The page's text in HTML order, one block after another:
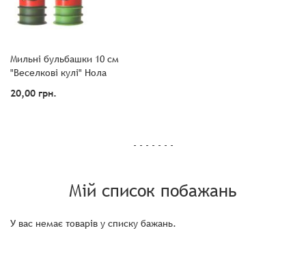
Мильні бульбашки 10 см
"Веселкові кулі" Нола
20,00 грн.
- - - - - - -
Мій список побажань
У вас немає товарів у списку бажань.